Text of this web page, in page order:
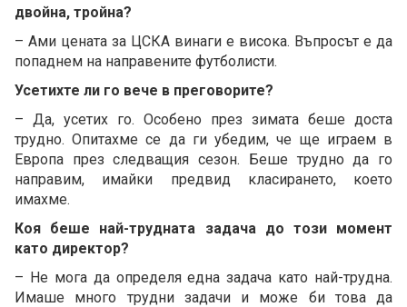
двойна, тройна?
– Ами цената за ЦСКА винаги е висока. Въпросът е да
попаднем на направените футболисти.
Усетихте ли го вече в преговорите?
– Да, усетих го. Особено през зимата беше доста
трудно. Опитахме се да ги убедим, че ще играем в
Европа през следващия сезон. Беше трудно да го
направим, имайки предвид класирането, което
имахме.
Коя беше най-трудната задача до този момент
като директор?
– Не мога да определя една задача като най-трудна.
Имаше много трудни задачи и може би това да